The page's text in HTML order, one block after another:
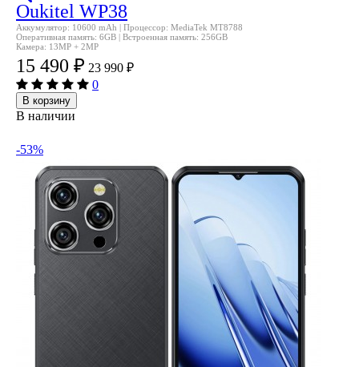
Oukitel WP38
Аккумулятор: 10600 mAh | Процессор: MediaTek MT8788
Оперативная память: 6GB | Встроенная память: 256GB
Камера: 13MP + 2MP
15 490 ₽ 23 990 ₽
0
В корзину
В наличии
-53%